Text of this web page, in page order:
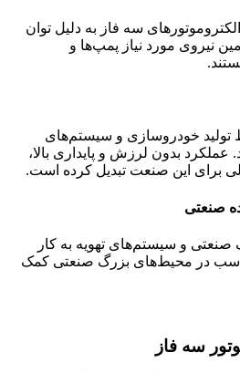
سه فاز به دلیل توان
نیروی مورد نیاز پمپ‌ها و
خودروسازی و سیستم‌های
عملکرد بدون لرزش و پایداری بالا،
برای این صنعت تبدیل کرده است.
صنعتی
صنعتی و سیستم‌های تهویه به کار
در محیط‌های بزرگ صنعتی کمک